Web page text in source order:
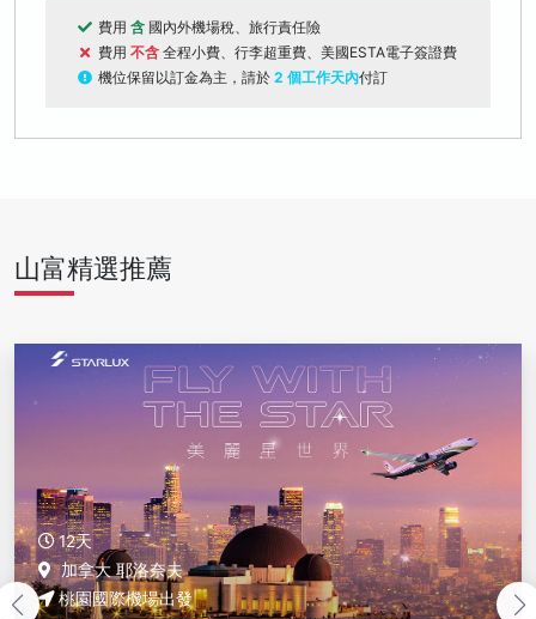
費用 含 國內外機場稅、旅行責任險
費用 不含 全程小費、行李超重費、美國ESTA電子簽證費
機位保留以訂金為主，請於 2 個工作天內付訂
山富精選推薦
12天
加拿大 耶洛奈夫
桃園國際機場出發